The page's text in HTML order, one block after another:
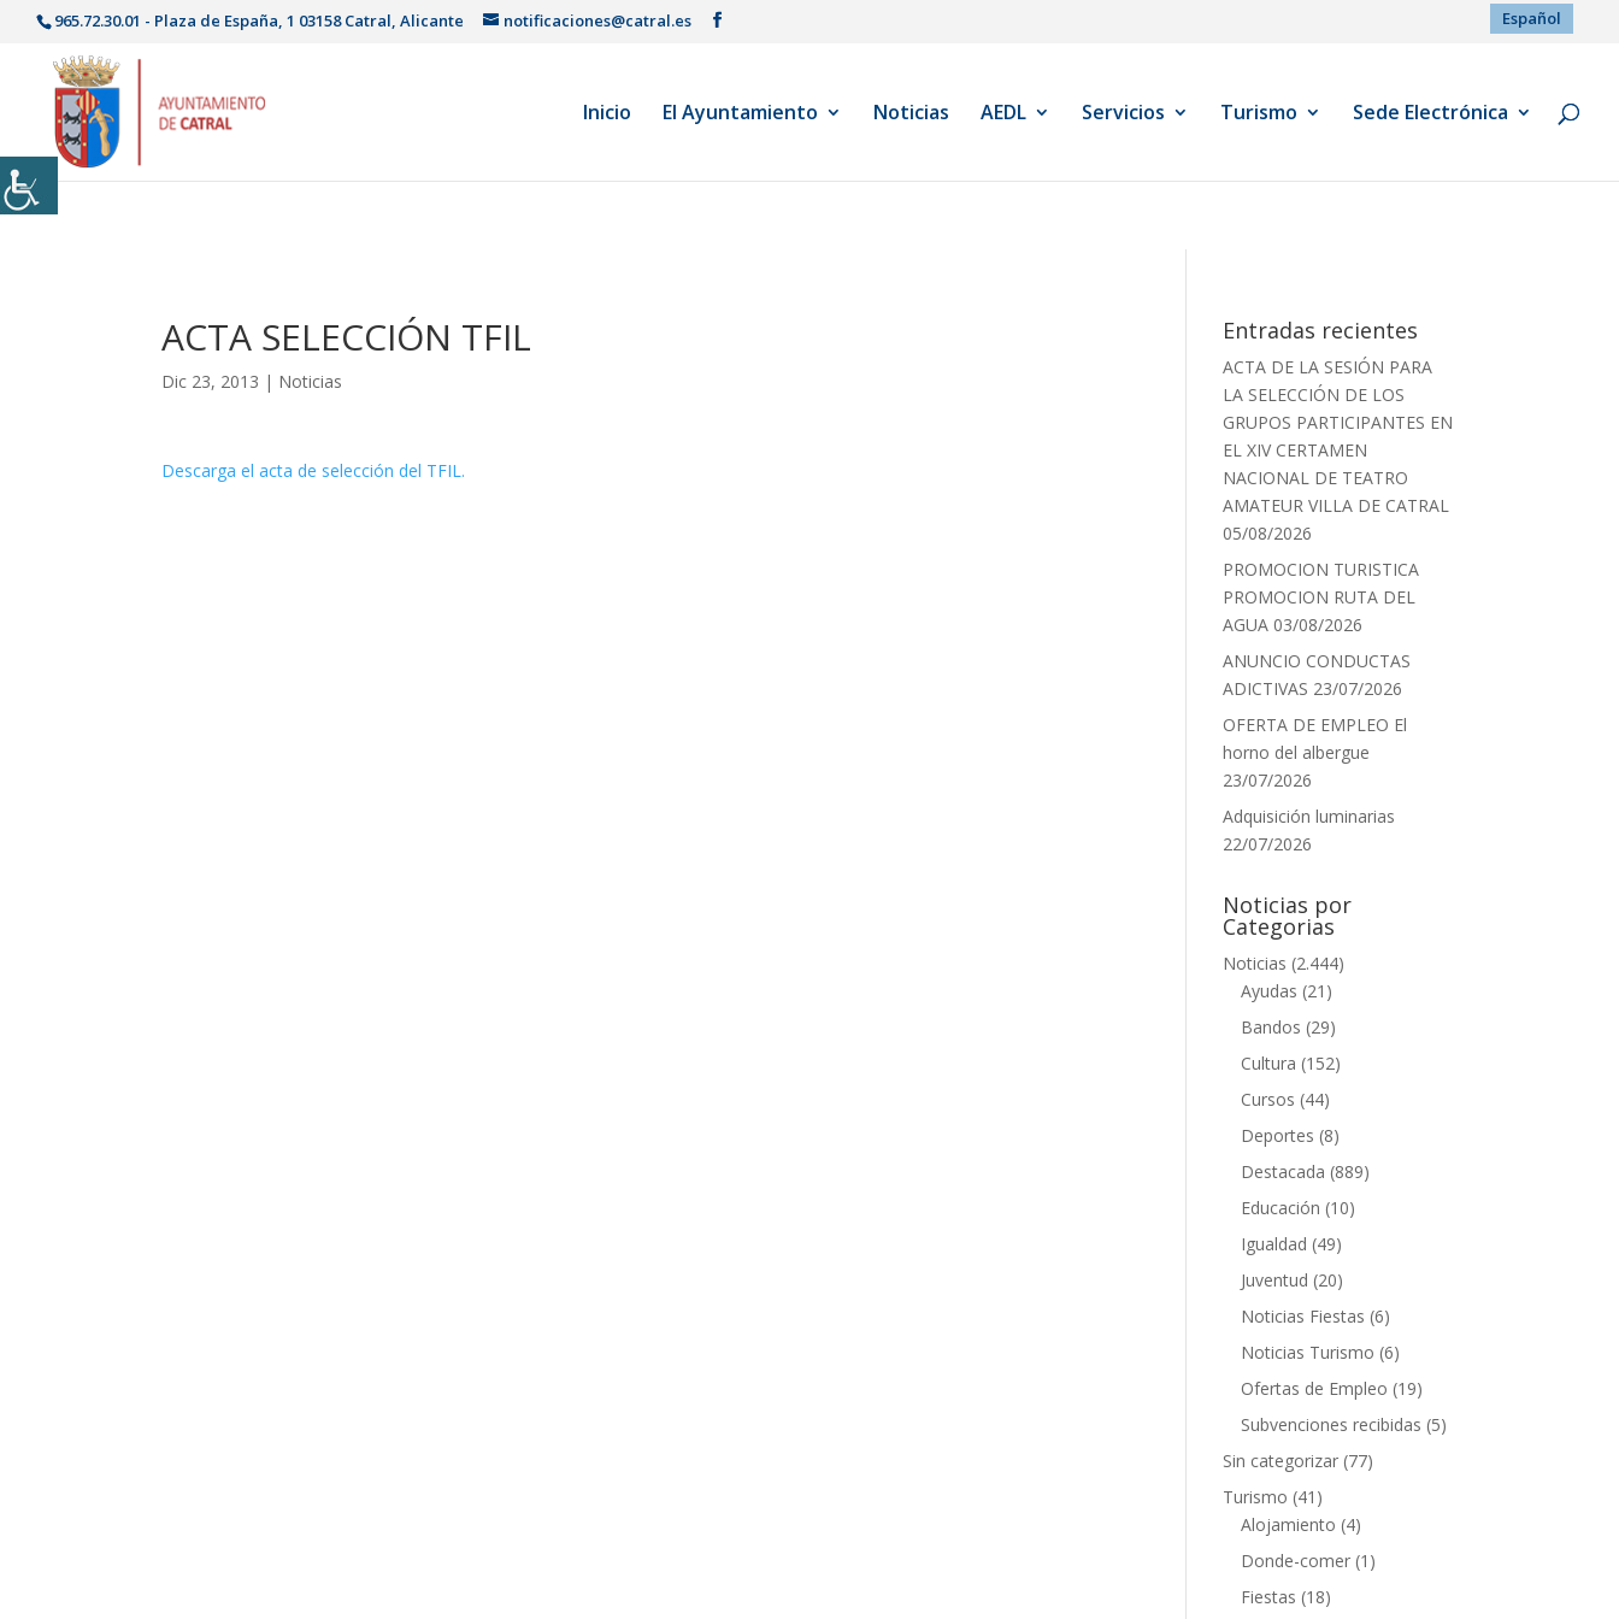
965.72.30.01 - Plaza de España, 1 03158 Catral, Alicante notificaciones@catral.es Español
Inicio El Ayuntamiento Noticias AEDL Servicios Turismo Sede Electrónica
ACTA SELECCIÓN TFIL
Dic 23, 2013 | Noticias
Descarga el acta de selección del TFIL.
Entradas recientes
ACTA DE LA SESIÓN PARA
LA SELECCIÓN DE LOS
GRUPOS PARTICIPANTES EN
EL XIV CERTAMEN
NACIONAL DE TEATRO
AMATEUR VILLA DE CATRAL
05/08/2026
PROMOCION TURISTICA
PROMOCION RUTA DEL
AGUA 03/08/2026
ANUNCIO CONDUCTAS
ADICTIVAS 23/07/2026
OFERTA DE EMPLEO El
horno del albergue
23/07/2026
Adquisición luminarias
22/07/2026
Noticias por
Categorias
Noticias (2.444)
Ayudas (21)
Bandos (29)
Cultura (152)
Cursos (44)
Deportes (8)
Destacada (889)
Educación (10)
Igualdad (49)
Juventud (20)
Noticias Fiestas (6)
Noticias Turismo (6)
Ofertas de Empleo (19)
Subvenciones recibidas (5)
Sin categorizar (77)
Turismo (41)
Alojamiento (4)
Donde-comer (1)
Fiestas (18)